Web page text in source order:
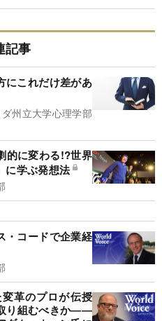
記事
にこれだけ差があ
州立大学心理学部
的に変わる!?世界
に学ぶ発想法
・コードで企業経
革のプロが伝授
り組むべきか――